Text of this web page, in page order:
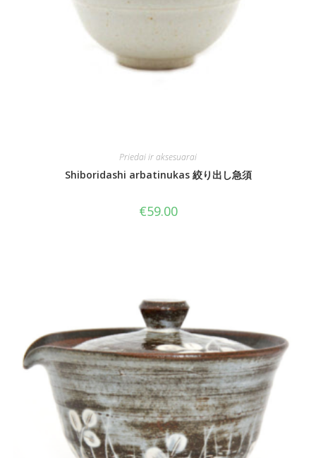
Priedai ir aksesuarai
Shiboridashi arbatinukas 絞り出し急須
€59.00